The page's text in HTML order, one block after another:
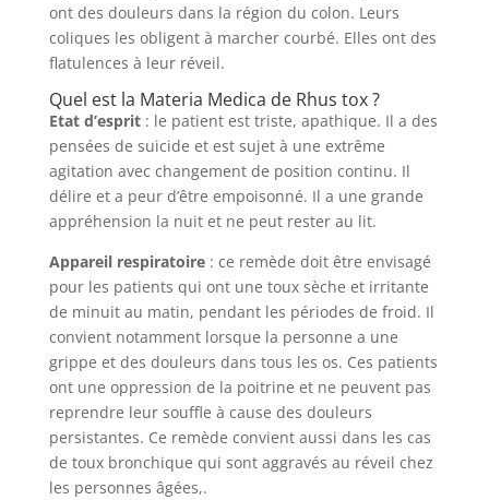
ont des douleurs dans la région du colon. Leurs
coliques les obligent à marcher courbé. Elles ont des
flatulences à leur réveil.
Quel est la Materia Medica de Rhus tox ?
Etat d’esprit : le patient est triste, apathique. Il a des
pensées de suicide et est sujet à une extrême
agitation avec changement de position continu. Il
délire et a peur d’être empoisonné. Il a une grande
appréhension la nuit et ne peut rester au lit.
Appareil respiratoire: ce remède doit être envisagé
pour les patients qui ont une toux sèche et irritante
de minuit au matin, pendant les périodes de froid. Il
convient notamment lorsque la personne a une
grippe et des douleurs dans tous les os. Ces patients
ont une oppression de la poitrine et ne peuvent pas
reprendre leur souffle à cause des douleurs
persistantes. Ce remède convient aussi dans les cas
de toux bronchique qui sont aggravés au réveil chez
les personnes âgées,.